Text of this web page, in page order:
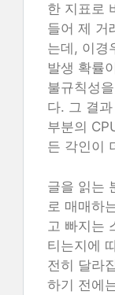
한 지표로
들어 제 거
는데, 이경
발생 확률
불규칙성
다. 그 결
부분의
든 각인이
글을 읽는
로 매매하
고 빠지는
티는지에
전히 달라
하기 전에